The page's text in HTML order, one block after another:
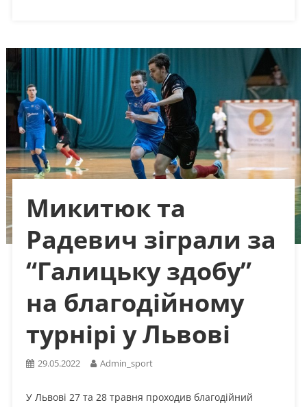
Микитюк та
Радевич зіграли за
“Галицьку здобу”
на благодійному
турнірі у Львові
29.05.2022 Admin_sport
У Львові 27 та 28 травня проходив благодійний